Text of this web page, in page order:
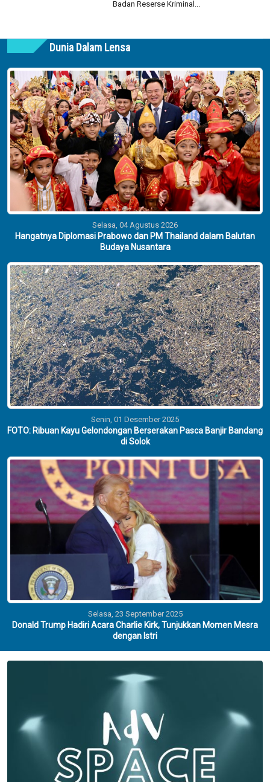
Badan Reserse Kriminal...
Dunia Dalam Lensa
Selasa, 04 Agustus 2026
Hangatnya Diplomasi Prabowo dan PM Thailand dalam Balutan
Budaya Nusantara
Senin, 01 Desember 2025
FOTO: Ribuan Kayu Gelondongan Berserakan Pasca Banjir Bandang
di Solok
Selasa, 23 September 2025
Donald Trump Hadiri Acara Charlie Kirk, Tunjukkan Momen Mesra
dengan Istri